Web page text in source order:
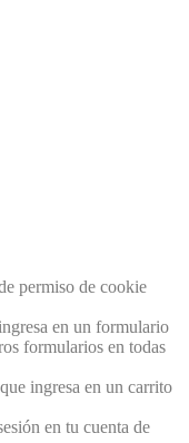
permiso de cookie
en un formulario
formularios en todas
ingresa en un carrito
en tu cuenta de